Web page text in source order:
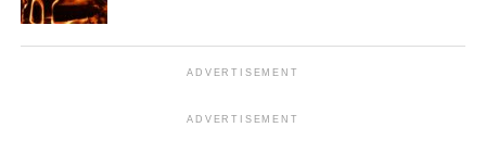
ADVERTISEMENT
ADVERTISEMENT